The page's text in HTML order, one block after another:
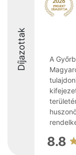
Díjazottak
A
8.8